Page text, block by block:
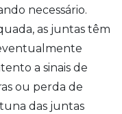
necessário.
as juntas têm
a sinais de
ou perda de
das juntas